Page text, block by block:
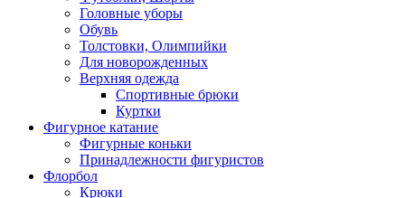
Головные уборы
Обувь
Толстовки, Олимпийки
Для новорожденных
Верхняя одежда
Спортивные брюки
Куртки
Фигурное катание
Фигурные коньки
Принадлежности фигуристов
Флорбол
Крюки